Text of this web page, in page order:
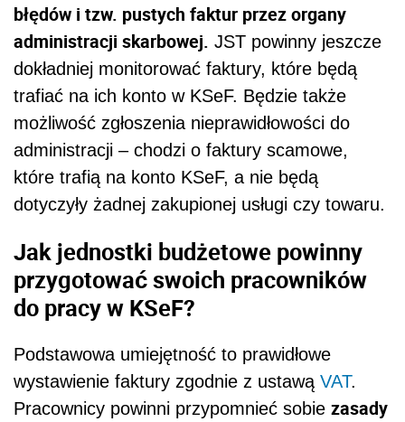
błędów i tzw. pustych faktur przez organy
administracji skarbowej. JST powinny jeszcze
dokładniej monitorować faktury, które będą
trafiać na ich konto w KSeF. Będzie także
możliwość zgłoszenia nieprawidłowości do
administracji – chodzi o faktury scamowe,
które trafią na konto KSeF, a nie będą
dotyczyły żadnej zakupionej usługi czy towaru.
Jak jednostki budżetowe powinny
przygotować swoich pracowników
do pracy w KSeF?
Podstawowa umiejętność to prawidłowe
wystawienie faktury zgodnie z ustawą VAT.
Pracownicy powinni przypomnieć sobie zasady